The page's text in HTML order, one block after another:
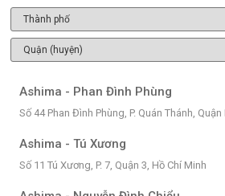
Ashima - Phan Đình Phùng
Số 44 Phan Đình Phùng, P. Quán Thánh,
Ashima - Tú Xương
Số 11 Tú Xương, P. 7, Quận 3, Hồ Chí Minh